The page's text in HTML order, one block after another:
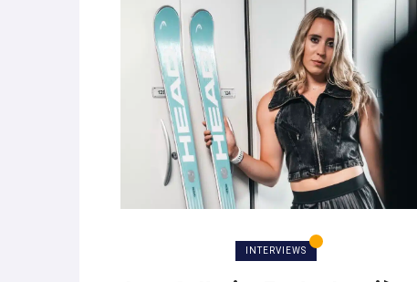
World Cup - Les (bons) mots pour le dire
parle de préparation mentale
World Cup- Les (bons) mots pour le dire
Favrot
Evénements -Lara Gut-Behrami met un
INTERVIEWS